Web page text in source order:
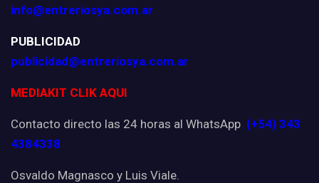
info@entreriosya.com.ar
PUBLICIDAD
publicidad@entreriosya.com.ar
MEDIAKIT CLIK AQUI
Contacto directo las 24 horas al WhatsApp (+54) 343
4384338
Osvaldo Magnasco y Luis Viale.